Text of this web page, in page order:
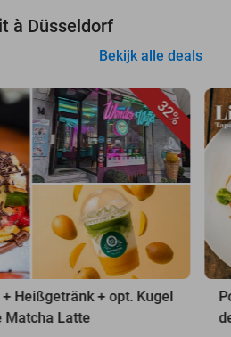
à Düsseldorf
Bekijk alle deals
32%
Heißgetränk + opt. Kugel
Matcha Latte